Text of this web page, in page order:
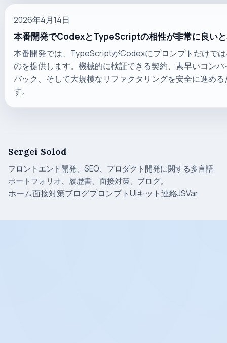
2026年4月14日
本番開発でCodexとTypeScriptの相性が非常に良い
本番開発では、TypeScriptがCodexにプロンプトだけで
のを提供します。機械的に検証できる契約、素早いコン
バック、そして大規模なリファクタリングを安全に進め
す。
Sergei Solod
フロントエンド開発、SEO、プロダクト開発に関する多言語
ポートフォリオ、履歴書、面接対策、ブログ。
ホーム面接対策ブログプロンプトUIキット連絡JSVar